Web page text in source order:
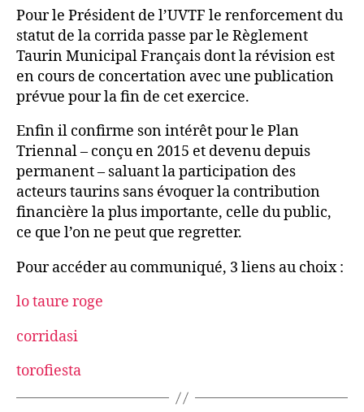
Pour le Président de l’UVTF le renforcement du
statut de la corrida passe par le Règlement
Taurin Municipal Français dont la révision est
en cours de concertation avec une publication
prévue pour la fin de cet exercice.
Enfin il confirme son intérêt pour le Plan
Triennal – conçu en 2015 et devenu depuis
permanent – saluant la participation des
acteurs taurins sans évoquer la contribution
financière la plus importante, celle du public,
ce que l’on ne peut que regretter.
Pour accéder au communiqué, 3 liens au choix :
lo taure roge
corridasi
torofiesta